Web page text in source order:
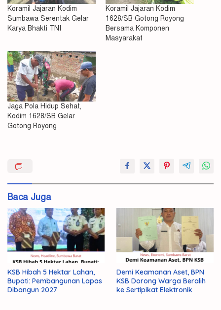
Koramil Jajaran Kodim
Sumbawa Serentak Gelar
Karya Bhakti TNI
Koramil Jajaran Kodim
1628/SB Gotong Royong
Bersama Komponen
Masyarakat
Jaga Pola Hidup Sehat,
Kodim 1628/SB Gelar
Gotong Royong
RI
ke-
Sambut
Baca Juga
KSB Hibah 5 Hektar Lahan,
Bupati: Pembangunan Lapas
Dibangun 2027
Demi Keamanan Aset, BPN
KSB Dorong Warga Beralih
ke Sertipikat Elektronik